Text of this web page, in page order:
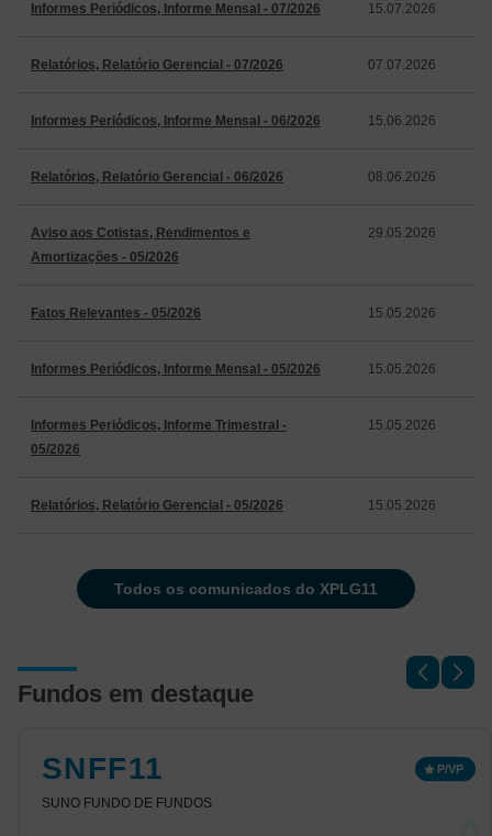
Informes Periódicos, Informe Mensal - 07/2026 15.07.2026
Relatórios, Relatório Gerencial - 07/2026 07.07.2026
Informes Periódicos, Informe Mensal - 06/2026 15.06.2026
Relatórios, Relatório Gerencial - 06/2026 08.06.2026
Aviso aos Cotistas, Rendimentos e
Amortizações - 05/2026
29.05.2026
Fatos Relevantes - 05/2026 15.05.2026
Informes Periódicos, Informe Mensal - 05/2026 15.05.2026
Informes Periódicos, Informe Trimestral -
05/2026
15.05.2026
Relatórios, Relatório Gerencial - 05/2026 15.05.2026
todos os comunicados do XPLG11
Fundos em destaque
SNFF11
SUNO FUNDO DE FUNDOS